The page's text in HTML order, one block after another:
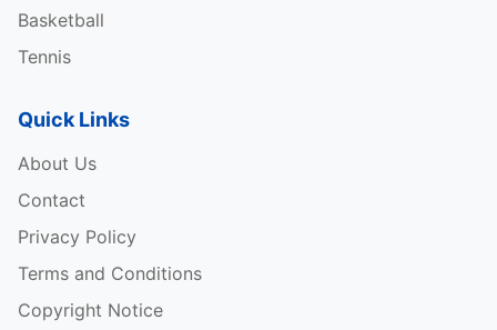
Basketball
Tennis
Quick Links
About Us
Contact
Privacy Policy
Terms and Conditions
Copyright Notice